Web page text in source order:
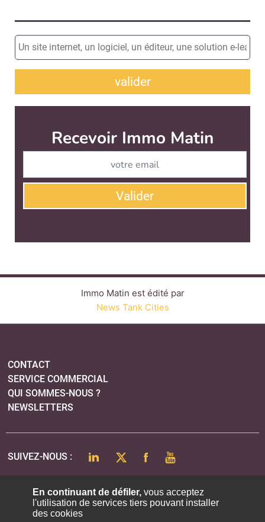
valider
Recevoir Immo Matin
Valider
Immo Matin est édité par
News Tank Cities
CONTACT
SERVICE COMMERCIAL
QUI SOMMES-NOUS ?
NEWSLETTERS
SUIVEZ-NOUS : LINKEDINTWITTERFACEBOOK
YOUTUBE
PLAN DU SITE
En continuant de défiler,vous acceptez
l'utilisation de services tiers pouvant installer
des cookies